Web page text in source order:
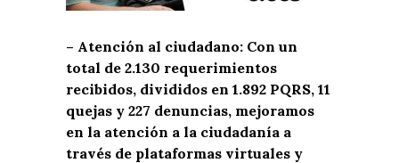
– Atención al ciudadano: Con un
total de 2.130 requerimientos
recibidos, divididos en 1.892 PQRS, 11
quejas y 227 denuncias, mejoramos
en la atención a la ciudadanía a
través de plataformas virtuales y